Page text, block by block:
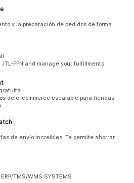
y la preparación de pedidos de forma
FFN and manage your fulfillments
de e-commerce escalable para tiendas
de envío increíbles. Te permite ahorrar
TMS/WMS SYSTEMS